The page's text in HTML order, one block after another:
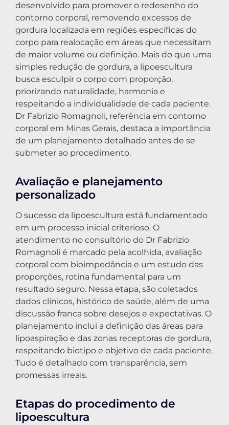
desenvolvido para promover o redesenho do
contorno corporal, removendo excessos de
gordura localizada em regiões específicas do
corpo para realocação em áreas que necessitam
de maior volume ou definição. Mais do que uma
simples redução de gordura, a lipoescultura
busca esculpir o corpo com proporção,
priorizando naturalidade, harmonia e
respeitando a individualidade de cada paciente.
Dr Fabrizio Romagnoli, referência em contorno
corporal em Minas Gerais, destaca a importância
de um planejamento detalhado antes de se
submeter ao procedimento.
Avaliação e planejamento
personalizado
O sucesso da lipoescultura está fundamentado
em um processo inicial criterioso. O
atendimento no consultório do Dr Fabrizio
Romagnoli é marcado pela acolhida, avaliação
corporal com bioimpedância e um estudo das
proporções, rotina fundamental para um
resultado seguro. Nessa etapa, são coletados
dados clínicos, histórico de saúde, além de uma
discussão franca sobre desejos e expectativas. O
planejamento inclui a definição das áreas para
lipoaspiração e das zonas receptoras de gordura,
respeitando biotipo e objetivo de cada paciente.
Tudo é detalhado com transparência, sem
promessas irreais.
Etapas do procedimento de
lipoescultura